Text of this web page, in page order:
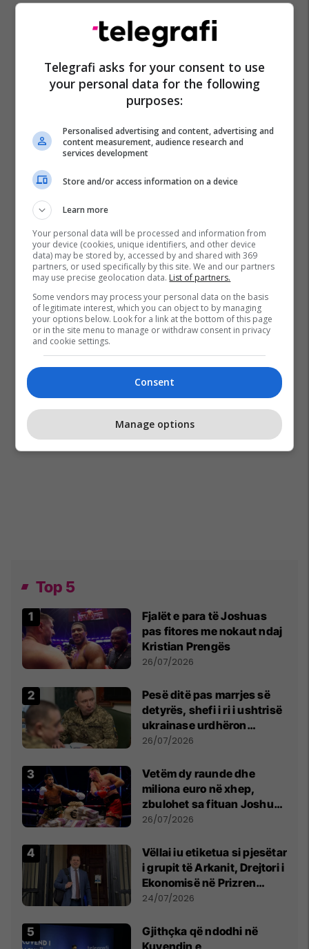
EXPO DIASPORA 2026 mbahet
më 3, 4 dhe 5 gusht në Prishtinë
Top 5
Fjalët e para të Joshuas
pas fitores me nokaut ndaj
Kristian Prengës
26/07/2026
Pesë ditë pas marrjes së
detyrës, shefi i ri i ushtrisë
ukrainase urdhëron
kontroll të madh
26/07/2026
Vetëm dy raunde dhe
miliona euro në xhep,
zbulohet sa fituan Joshua
e Prenga
26/07/2026
Vëllai iu etiketua si pjesëtar
i grupit të Arkanit, Drejtori i
Ekonomisë në Prizren
mohon pretendimet
24/07/2026
Gjithçka që ndodhi në
Kuvendin e
Telegrafi asks for your consent to use
your personal data for the following
purposes:
Personalised advertising and content, advertising and
content measurement, audience research and
services development
Store and/or access information on a device
Learn more
Your personal data will be processed and information from
your device (cookies, unique identifiers, and other device
data) may be stored by, accessed by and shared with 369
partners, or used specifically by this site. We and our partners
may use precise geolocation data. List of partners.
Some vendors may process your personal data on the basis
of legitimate interest, which you can object to by managing
your options below. Look for a link at the bottom of this page
or in the site menu to manage or withdraw consent in privacy
and cookie settings.
Consent
Manage options